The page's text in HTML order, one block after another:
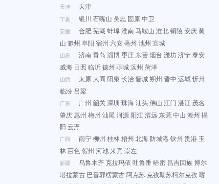
天津 天津
宁夏 银川 石嘴山 吴忠 固原中卫
安徽 合肥芜湖 蚌埠淮南马鞍山 淮北铜陵 安庆黄
山 滁州 阜阳 宿州 六安亳州 池州 宣城
山东 济南青岛 淄博枣庄 东营烟台 潍坊济宁泰安
威海 日照 临沂德州 聊城滨州 菏泽
山西 太原 大同 阳泉 长治晋城朔州 晋中 运城忻州
临汾 吕梁
广东 广州 韶关 深圳 珠海汕头佛山 江门 湛江 茂名
肇庆惠州 梅州 汕尾 河源阳江清远 东莞中山 潮州 揭
阳 云浮
广西 南宁柳州 桂林梧州 北海防城港钦州 贵港 玉
林百色贺州 河池来宾崇左
新疆 乌鲁木齐 克拉玛依 吐鲁番 哈密 昌吉回族博尔
塔拉蒙古 巴音郭楞蒙古阿克苏 克孜勒苏柯尔克孜喀